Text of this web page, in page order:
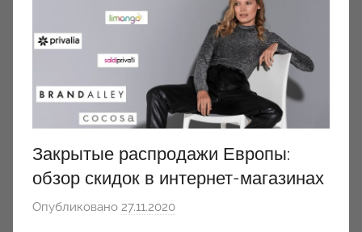
Закрытые распродажи Европы:
обзор скидок в интернет-магазинах
Опубликовано 27.11.2020